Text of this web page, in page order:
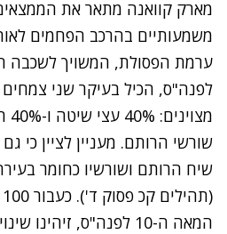
מארק קוואנה מתאר את
משמעותיים בהרכב הפחמים
לפנה"ס, הכיל בעיקר שני צמחים
שורשי הרותם. מעניין לציין כי
שיח הרותם ושורשיו כחומר
המאה ה-10 לפנה"ס,